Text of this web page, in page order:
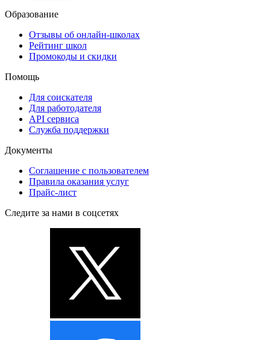
Образование
Отзывы об онлайн-школах
Рейтинг школ
Промокоды и скидки
Помощь
Для соискателя
Для работодателя
API сервиса
Служба поддержки
Документы
Соглашение с пользователем
Правила оказания услуг
Прайс-лист
Следите за нами в соцсетях